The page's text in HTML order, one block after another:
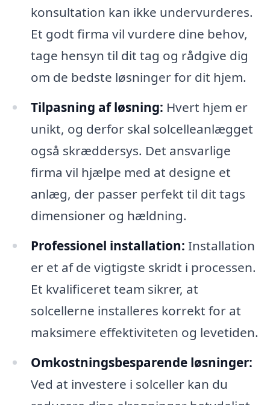
konsultation kan ikke undervurderes.
Et godt firma vil vurdere dine behov,
tage hensyn til dit tag og rådgive dig
om de bedste løsninger for dit hjem.
Tilpasning af løsning: Hvert hjem er
unikt, og derfor skal solcelleanlægget
også skræddersys. Det ansvarlige
firma vil hjælpe med at designe et
anlæg, der passer perfekt til dit tags
dimensioner og hældning.
Professionel installation: Installation
er et af de vigtigste skridt i processen.
Et kvalificeret team sikrer, at
solcellerne installeres korrekt for at
maksimere effektiviteten og levetiden.
Omkostningsbesparende løsninger:
Ved at investere i solceller kan du